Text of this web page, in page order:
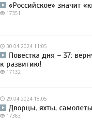
«Российское» значит
17351
30.04.2024 11:05
Повестка дня – 37:
к развитию!
17132
29.04.2024 18:05
Дворцы, яхты,
17363